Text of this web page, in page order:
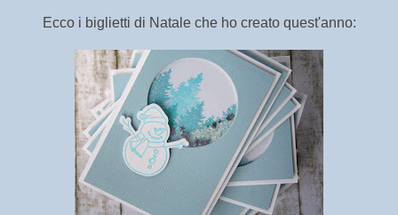
Ecco i biglietti di Natale che ho creato quest'anno: